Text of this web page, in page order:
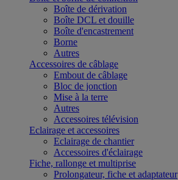
Boîte de dérivation
Boîte DCL et douille
Boîte d'encastrement
Borne
Autres
Accessoires de câblage
Embout de câblage
Bloc de jonction
Mise à la terre
Autres
Accessoires télévision
Eclairage et accessoires
Eclairage de chantier
Accessoires d'éclairage
Fiche, rallonge et multiprise
Prolongateur, fiche et adaptateur